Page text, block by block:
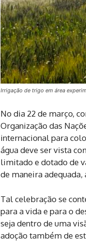
Irrigação de trigo em área
No dia 22 de março,
Organização das
internacional para
água deve ser vista
limitado e dotado de
de maneira adequada,
Tal celebração se
para a vida e para o
seja dentro de uma
adoção também de